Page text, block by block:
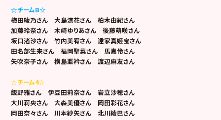
☆チームB☆
梅田綾乃さん 大島涼花さん 柏木由紀さん
加藤玲奈さん 木﨑ゆりあさん 後藤萌咲さん
坂口渚沙さん 竹内美宥さん 達家真姫宝さん
田名部生来さん 福岡聖菜さん 馬嘉伶さん
矢吹奈子さん 横島亜衿さん 渡辺麻友さん
☆チーム4☆
飯野雅さん 伊豆田莉奈さん 岩立沙穂さん
大川莉央さん 大森美優さん 岡田彩花さん
岡田奈々さん 川本紗矢さん 北川綾巴さん